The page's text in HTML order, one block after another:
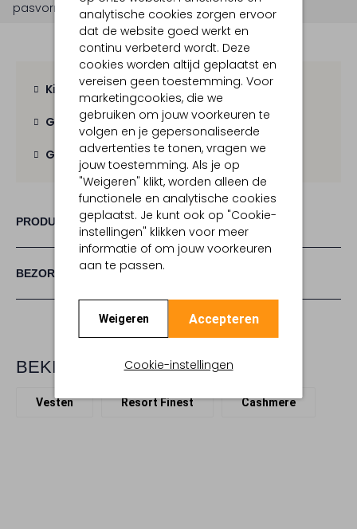
analytische cookies zorgen ervoor
dat de website goed werkt en
continu verbeterd wordt. Deze
cookies worden altijd geplaatst en
vereisen geen toestemming. Voor
marketingcookies, die we
gebruiken om jouw voorkeuren te
volgen en je gepersonaliseerde
advertenties te tonen, vragen we
jouw toestemming. Als je op
"Weigeren" klikt, worden alleen de
functionele en analytische cookies
geplaatst. Je kunt ook op "Cookie-
instellingen" klikken voor meer
informatie of om jouw voorkeuren
aan te passen.
Weigeren Accepteren
Cookie-instellingen
pasvorm is getailleerd.
Kies zelf je bezorgmoment
Gratis verzending vanaf € 100,-
Gratis retourbinnen 30 dagen
PRODUCT INFORMATIE
BEZORGEN & RETOURNEREN
BEKIJK MEER
Vesten Resort Finest Cashmere